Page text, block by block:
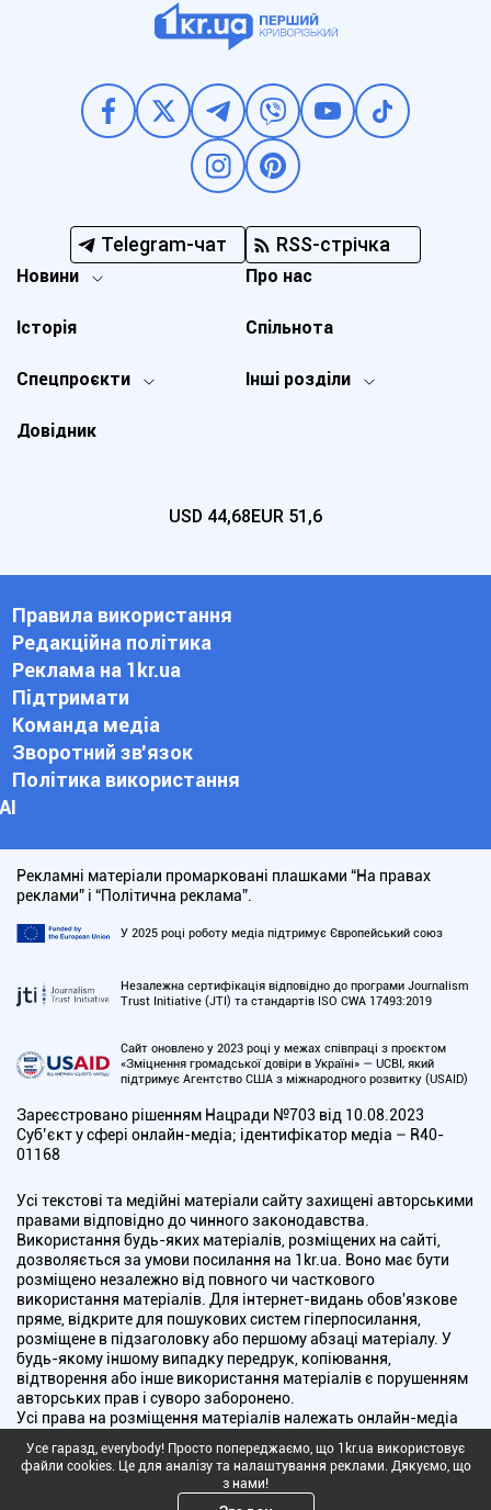
Telegram-чат RSS-стрічка
Новини
Спецпроєкти Інші розділи
Історія
Про нас
Довідник
Спільнота
USD 44,68EUR 51,6
Правила використання
Редакційна політика
Реклама на 1kr.ua
Підтримати
Команда медіа
Зворотний зв'язок
Політика використання
АІ
Рекламні матеріали промарковані плашками “На правах
реклами” і “Політична реклама”.
У 2025 році роботу медіа підтримує Європейський союз
Незалежна сертифікація відповідно до програми Journalism
Trust Initiative (JTI) та стандартів ISO CWA 17493:2019
Сайт оновлено у 2023 році у межах співпраці з проєктом
«Зміцнення громадської довіри в Україні» — UCBI, який
підтримує Агентство США з міжнародного розвитку (USAID)
Зареєстровано рішенням Нацради №703 від 10.08.2023
Cуб’єкт у сфері онлайн-медіа; ідентифікатор медіа – R40-
01168
Усі текстові та медійні матеріали сайту захищені авторськими
правами відповідно до чинного законодавства.
Використання будь-яких матеріалів, розміщених на сайті,
дозволяється за умови посилання на 1kr.ua. Воно має бути
розміщено незалежно від повного чи часткового
використання матеріалів. Для інтернет-видань обов'язкове
пряме, відкрите для пошукових систем гіперпосилання,
розміщене в підзаголовку або першому абзаці матеріалу. У
будь-якому іншому випадку передрук, копіювання,
відтворення або інше використання матеріалів є порушенням
авторських прав і суворо заборонено.
Усі права на розміщення матеріалів належать онлайн-медіа
радою України з питань телебачення і радіомовлення.
Copyright © 2010 - 2026 Всі права захищені
Усе гаразд, everybody! Просто попереджаємо, що 1kr.ua використовує
файли cookies. Це для аналізу та налаштування реклами. Дякуємо, що
з нами!